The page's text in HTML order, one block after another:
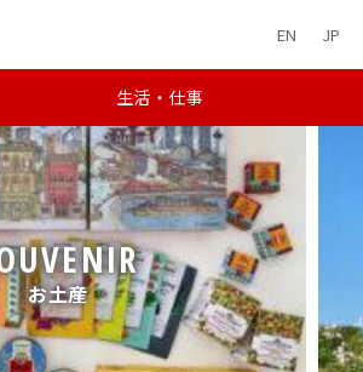
EN JP
生活・仕事